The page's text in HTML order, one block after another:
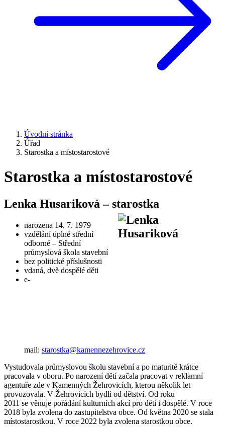
Úvodní stránka
Úřad
Starostka a místostarostové
Starostka a místostarostové
Lenka Husariková – starostka
narozena 14. 7. 1979
vzdělání úplné střední
odborné – Střední
průmyslová škola stavební
bez politické příslušnosti
vdaná, dvě dospělé děti
e-
mail: starostka@kamennezehrovice.cz
Vystudovala průmyslovou školu stavební a po maturitě krátce
pracovala v oboru. Po narození dětí začala pracovat v reklamní
agentuře zde v Kamenných Žehrovicích, kterou několik let
provozovala. V Žehrovicích bydlí od dětství. Od roku
2011 se věnuje pořádání kulturních akcí pro děti i dospělé. V roce
2018 byla zvolena do zastupitelstva obce. Od května 2020 se stala
místostarostkou. V roce 2022 byla zvolena starostkou obce.